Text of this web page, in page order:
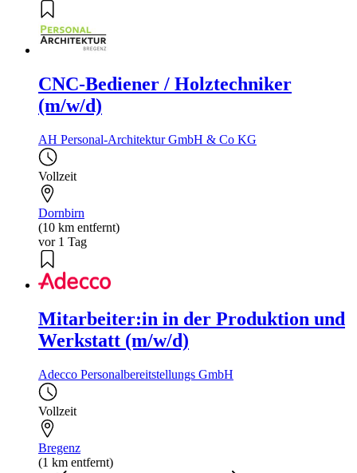
CNC-Bediener / Holztechniker
(m/w/d)
AH Personal-Architektur GmbH & Co KG
Vollzeit
Dornbirn
(10 km entfernt)
vor 1 Tag
Mitarbeiter:in in der Produktion und
Werkstatt (m/w/d)
Adecco Personalbereitstellungs GmbH
Vollzeit
Bregenz
(1 km entfernt)